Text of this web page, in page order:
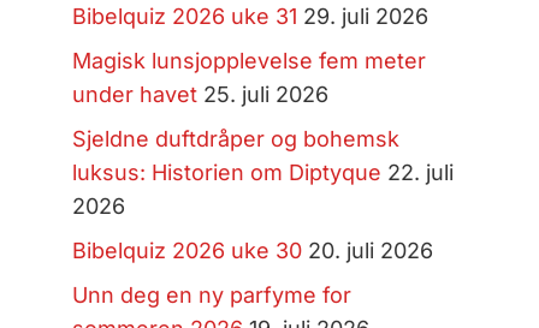
Bibelquiz 2026 uke 31 29. juli 2026
Magisk lunsjopplevelse fem meter
under havet 25. juli 2026
Sjeldne duftdråper og bohemsk
luksus: Historien om Diptyque 22. juli
2026
Bibelquiz 2026 uke 30 20. juli 2026
Unn deg en ny parfyme for